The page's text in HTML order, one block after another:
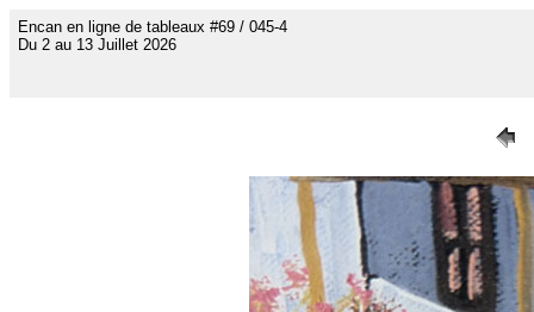
Encan en ligne de tableaux #69 / 045-4
Du 2 au 13 Juillet 2026